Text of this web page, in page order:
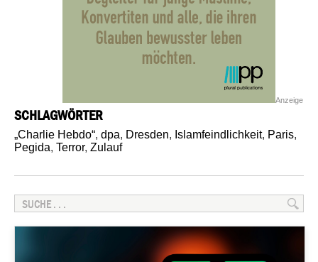
Anzeige
SCHLAGWÖRTER
„Charlie Hebdo“, dpa, Dresden, Islamfeindlichkeit, Paris,
Pegida, Terror, Zulauf